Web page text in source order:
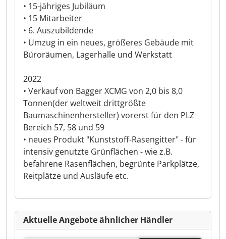
• 15-jähriges Jubiläum
• 15 Mitarbeiter
• 6. Auszubildende
• Umzug in ein neues, größeres Gebäude mit
Büroräumen, Lagerhalle und Werkstatt
2022
• Verkauf von Bagger XCMG von 2,0 bis 8,0
Tonnen(der weltweit drittgrößte
Baumaschinenhersteller) vorerst für den PLZ
Bereich 57, 58 und 59
• neues Produkt "Kunststoff-Rasengitter" - für
intensiv genutzte Grünflächen - wie z.B.
befahrene Rasenflächen, begrünte Parkplätze,
Reitplätze und Ausläufe etc.
Aktuelle Angebote ähnlicher Händler